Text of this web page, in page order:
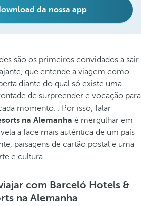
da nossa app
são os primeiros convidados a sair
que entende a viagem como
diante do qual só existe uma
de surpreender e vocação para
momento. . Por isso, falar
na Alemanha é mergulhar em
a face mais autêntica de um país
paisagens de cartão postal e uma
e cultura.
com Barceló Hotels &
na Alemanha